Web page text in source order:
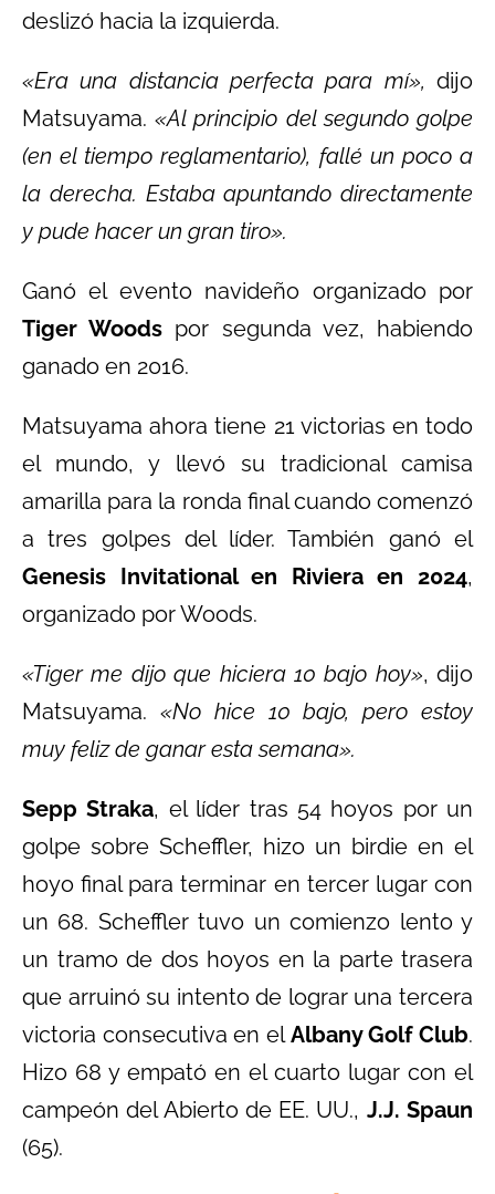
deslizó hacia la izquierda.
«Era una distancia perfecta para mí», dijo
Matsuyama.«Al principio del segundo golpe
(en el tiempo reglamentario), fallé un poco a
la derecha. Estaba apuntando directamente
y pude hacer un gran tiro».
Ganó el evento navideño organizado por
Tiger Woods por segunda vez, habiendo
ganado en 2016.
Matsuyama ahora tiene 21 victorias en todo
el mundo, y llevó su tradicional camisa
amarilla para la ronda final cuando comenzó
a tres golpes del líder. También ganó el
Genesis Invitational en Riviera en 2024,
organizado por Woods.
«Tiger me dijo que hiciera 10 bajo hoy», dijo
Matsuyama. «No hice 10 bajo, pero estoy
muy feliz de ganar esta semana».
Sepp Straka, el líder tras 54 hoyos por un
golpe sobre Scheffler, hizo un birdie en el
hoyo final para terminar en tercer lugar con
un 68. Scheffler tuvo un comienzo lento y
un tramo de dos hoyos en la parte trasera
que arruinó su intento de lograr una tercera
victoria consecutiva en elAlbany Golf Club.
Hizo 68 y empató en el cuarto lugar con el
campeón del Abierto de EE. UU., J.J. Spaun
(65).